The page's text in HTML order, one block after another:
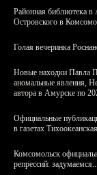
Районная библиотека
Островского в
Голая вечеринка
Новые находки Павла
аномальные явления,
автора в Амурске по
Официальные
в газетах
Комсомольск
репрессий: задумаемся...